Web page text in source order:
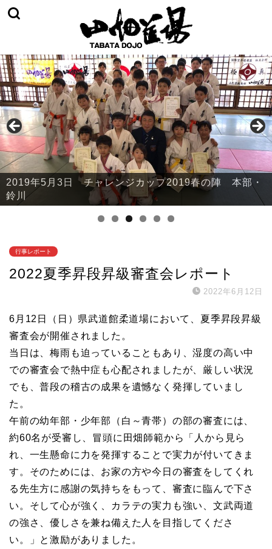
2019年5月3日 チャレンジカップ2019春の陣 本部・
鈴川
2019年5月3日 チャレンジカップ2019春の陣 山辺・
中山・大江
行事レポート
2022夏季昇段昇級審査会レポート
2022年6月12日
6月12日（日）県武道館柔道場において、夏季昇段昇級
審査会が開催されました。
当日は、梅雨も迫っていることもあり、湿度の高い中
での審査会で熱中症も心配されましたが、厳しい状況
でも、普段の稽古の成果を遺憾なく発揮していまし
た。
午前の幼年部・少年部（白～青帯）の部の審査には、
約60名が受審し、冒頭に田畑師範から「人から見ら
れ、一生懸命に力を発揮することで実力が付いてきま
す。そのためには、お家の方や今日の審査をしてくれ
る先生方に感謝の気持ちをもって、審査に臨んで下さ
い。そして心が強く、カラテの実力も強い、文武両道
の強さ、優しさを兼ね備えた人を目指してくださ
い。」と激励がありました。